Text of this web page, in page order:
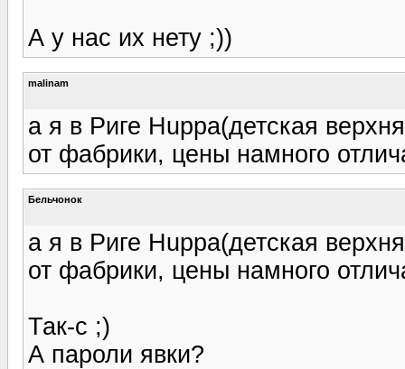
А у нас их нету ;))
malinam
а я в Риге Huppa(детская
от фабрики, цены намного
Бельчонок
а я в Риге Huppa(детская
от фабрики, цены намного
Так-с ;)
А пароли явки?